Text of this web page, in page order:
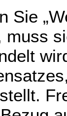
Sie
muss